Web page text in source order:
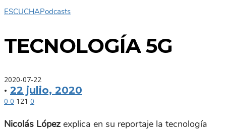
ESCUCHAPodcasts
TECNOLOGÍA 5G
2020-07-22
· 22 julio, 2020
0 0 121 0
Nicolás López explica en su reportaje la tecnología